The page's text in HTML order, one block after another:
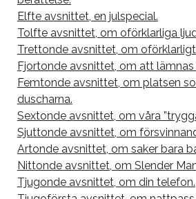
Elfte avsnittet, en julspecial.
Tolfte avsnittet, om oförklarliga
Trettonde avsnittet, om
Fjortonde avsnittet, om att lämnas
Femtonde avsnittet, om platsen
duscharna.
Sextonde avsnittet, om våra
Sjuttonde avsnittet, om
Artonde avsnittet, om saker bara
Nittonde avsnittet, om Slender
Tjugonde avsnittet, om din telefon.